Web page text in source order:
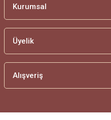
Kurumsal
Üyelik
Alışveriş